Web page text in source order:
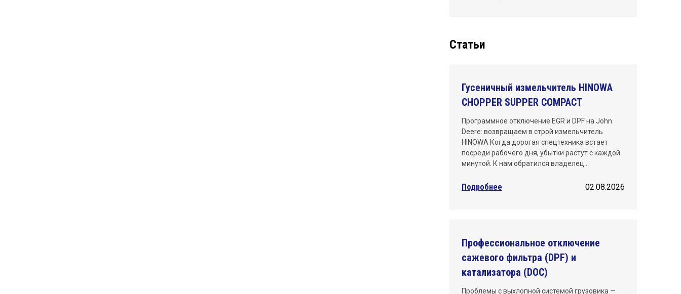
Статьи
Гусеничный измельчитель HINOWA
CHOPPER SUPPER COMPACT
Программное отключение EGR и DPF на John
Deere: возвращаем в строй измельчитель
HINOWA Когда дорогая спецтехника встает
посреди рабочего дня, убытки растут с каждой
минутой. К нам обратился владелец…
02.08.2026
Подробнее
Профессиональное отключение
сажевого фильтра (DPF) и
катализатора (DOC)
Проблемы с выхлопной системой грузовика —